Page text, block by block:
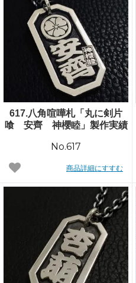
617.八角喧嘩札「丸に剣片
喰 安齊 神櫻睦」製作実績
No.617
商品詳細にすすむ